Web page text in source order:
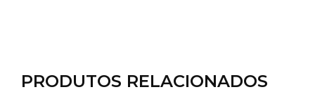
PRODUTOS RELACIONADOS